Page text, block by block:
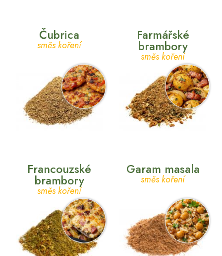
Čubrica
směs koření
Farmářské
brambory
směs koření
Francouzské
brambory
směs koření
Garam masala
směs koření